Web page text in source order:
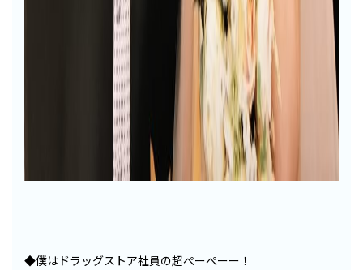
◆僕はドラッグストア社員の超ぺーぺーー！